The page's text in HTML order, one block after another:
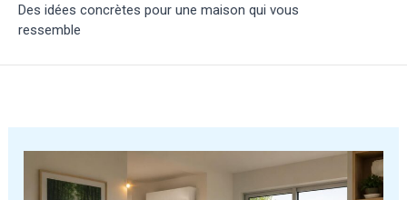
Des idées concrètes pour une maison qui vous
ressemble